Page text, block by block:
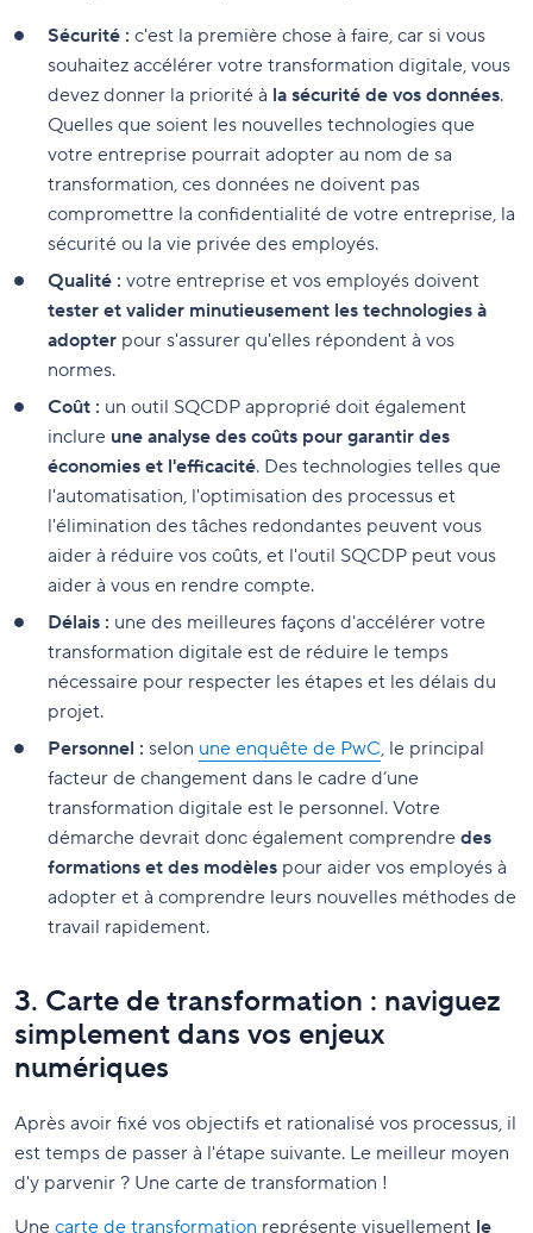
Sécurité : c'est la première chose à faire, car si vous
souhaitez accélérer votre transformation digitale, vous
devez donner la priorité à la sécurité de vos données.
Quelles que soient les nouvelles technologies que
votre entreprise pourrait adopter au nom de sa
transformation, ces données ne doivent pas
compromettre la confidentialité de votre entreprise, la
sécurité ou la vie privée des employés.
Qualité : votre entreprise et vos employés doivent
tester et valider minutieusement les technologies à
adopter pour s'assurer qu'elles répondent à vos
normes.
Coût : un outil SQCDP approprié doit également
inclure une analyse des coûts pour garantir des
économies et l'efficacité. Des technologies telles que
l'automatisation, l'optimisation des processus et
l'élimination des tâches redondantes peuvent vous
aider à réduire vos coûts, et l'outil SQCDP peut vous
aider à vous en rendre compte.
Délais : une des meilleures façons d'accélérer votre
transformation digitale est de réduire le temps
nécessaire pour respecter les étapes et les délais du
projet.
Personnel : selon une enquête de PwC, le principal
facteur de changement dans le cadre d’une
transformation digitale est le personnel. Votre
démarche devrait donc également comprendre des
formations et des modèles pour aider vos employés à
adopter et à comprendre leurs nouvelles méthodes de
travail rapidement.
3. Carte de transformation : naviguez
simplement dans vos enjeux
numériques
Après avoir fixé vos objectifs et rationalisé vos processus, il
est temps de passer à l'étape suivante. Le meilleur moyen
d'y parvenir ? Une carte de transformation !
Une carte de transformation représente visuellement le